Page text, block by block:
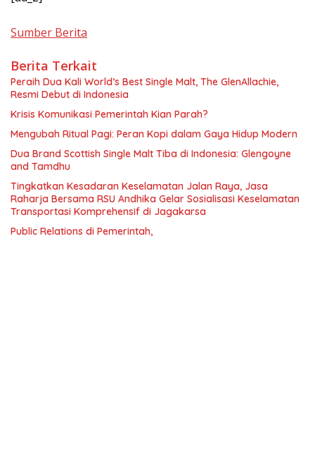
Sumber Berita
Berita Terkait
Peraih Dua Kali World’s Best Single Malt, The GlenAllachie,
Resmi Debut di Indonesia
Krisis Komunikasi Pemerintah Kian Parah?
Mengubah Ritual Pagi: Peran Kopi dalam Gaya Hidup Modern
Dua Brand Scottish Single Malt Tiba di Indonesia: Glengoyne
and Tamdhu
Tingkatkan Kesadaran Keselamatan Jalan Raya, Jasa
Raharja Bersama RSU Andhika Gelar Sosialisasi Keselamatan
Transportasi Komprehensif di Jagakarsa
Public Relations di Pemerintah,